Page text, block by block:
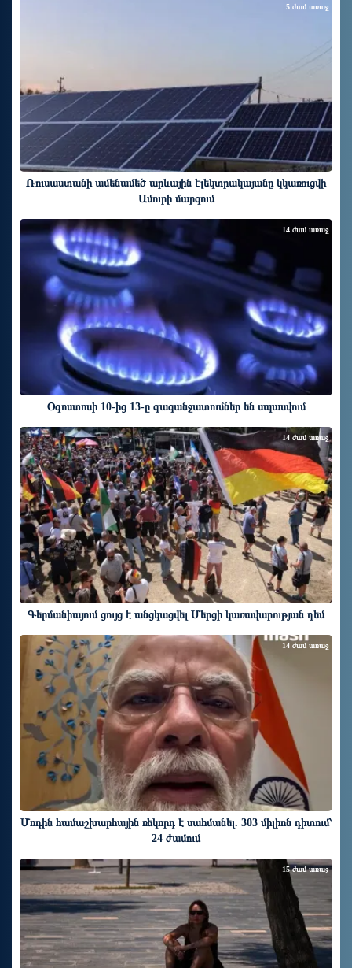
Ռուսաստանի ամենամեծ արևային էլեկտրակայանը կկառուցվի
Ամուրի մարզում
5 ժամ առաջ
Օգոստոսի 10-ից 13-ը գազանջատումներ են սպասվում
14 ժամ առաջ
Գերմանիայում ցույց է անցկացվել Մերցի կառավարության դեմ
14 ժամ առաջ
Մոդին համաշխարհային ռեկորդ է սահմանել. 303 միլիոն դիտում՝
24 ժամում
14 ժամ առաջ
15 ժամ առաջ